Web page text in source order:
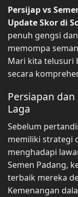
Persijap vs
Update Skor di
penuh gengsi
memompa
Mari kita telusuri
secara
Persiapan
Laga
Sebelum
memiliki strategi
menghadapi
Semen Padang,
terbaik mereka
Kemenangan